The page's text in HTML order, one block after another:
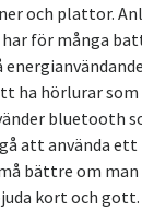
och plattor.
har för många
ha hörlurar som
bluetooth
att använda
bättre om man
kort och